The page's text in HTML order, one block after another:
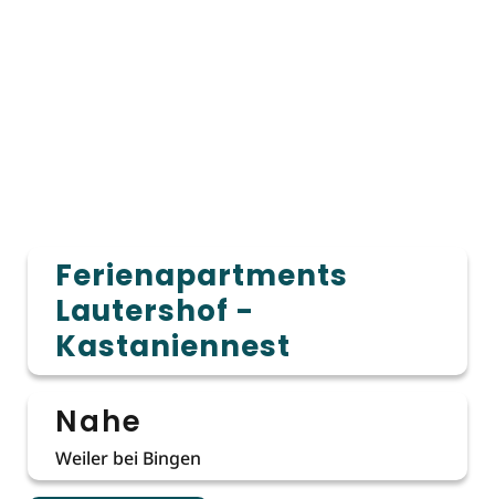
Ferienapartments
Lautershof -
Kastaniennest
Nahe
Weiler bei Bingen